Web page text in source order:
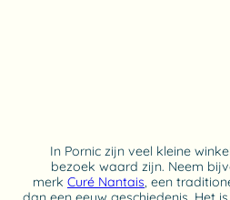
In Pornic zijn veel kleine
bezoek waard zijn. Neem
merk Curé Nantais, een